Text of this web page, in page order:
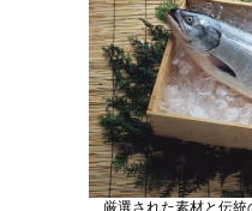
厳選された素材と伝